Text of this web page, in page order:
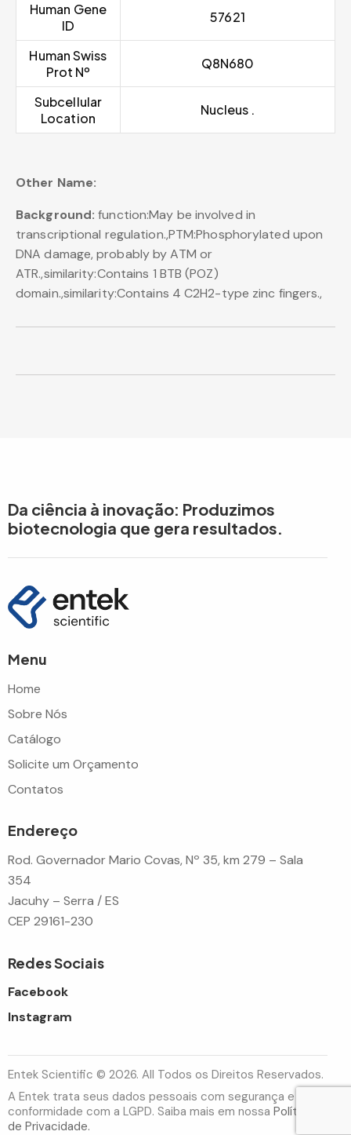
Human Gene
ID
57621
Human Swiss
Prot Nº
Q8N680
Subcellular
Location
Nucleus .
Other Name:
Background: function:May be involved in
transcriptional regulation.,PTM:Phosphorylated upon
DNA damage, probably by ATM or
ATR.,similarity:Contains 1 BTB (POZ)
domain.,similarity:Contains 4 C2H2-type zinc fingers.,
Da ciência à inovação: Produzimos
biotecnologia que gera resultados.
Menu
Home
Sobre Nós
Catálogo
Solicite um Orçamento
Contatos
Endereço
Rod. Governador Mario Covas, Nº 35, km 279 – Sala
354
Jacuhy – Serra / ES
CEP 29161-230
Redes Sociais
Facebook
Instagram
Entek Scientific © 2026. All Todos os Direitos Reservados.
A Entek trata seus dados pessoais com segurança e em
conformidade com a LGPD. Saiba mais em nossa Política
de Privacidade.